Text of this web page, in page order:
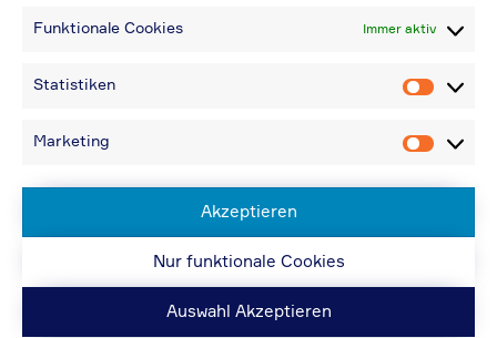
Funktionale Cookies Immer aktiv
Statistiken
Marketing
Akzeptieren
Nur funktionale Cookies
Auswahl Akzeptieren
Bei Rückfragen können Sie uns über die E-
Bei Angabe von USt-IdNr und Bestellungen
| Website: ORIS